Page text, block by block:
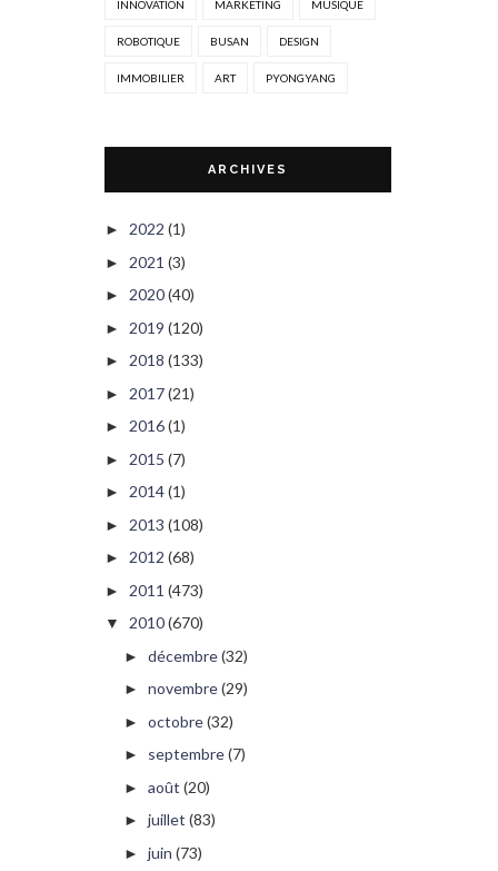
INNOVATION MARKETING MUSIQUE
ROBOTIQUE BUSAN DESIGN
IMMOBILIER ART PYONGYANG
ARCHIVES
► 2022 (1)
► 2021 (3)
► 2020(40)
► 2019 (120)
► 2018 (133)
► 2017(21)
► 2016(1)
► 2015 (7)
► 2014(1)
► 2013 (108)
► 2012 (68)
► 2011 (473)
▼ 2010(670)
► décembre(32)
► novembre(29)
► octobre(32)
► septembre(7)
► août (20)
► juillet (83)
► juin (73)